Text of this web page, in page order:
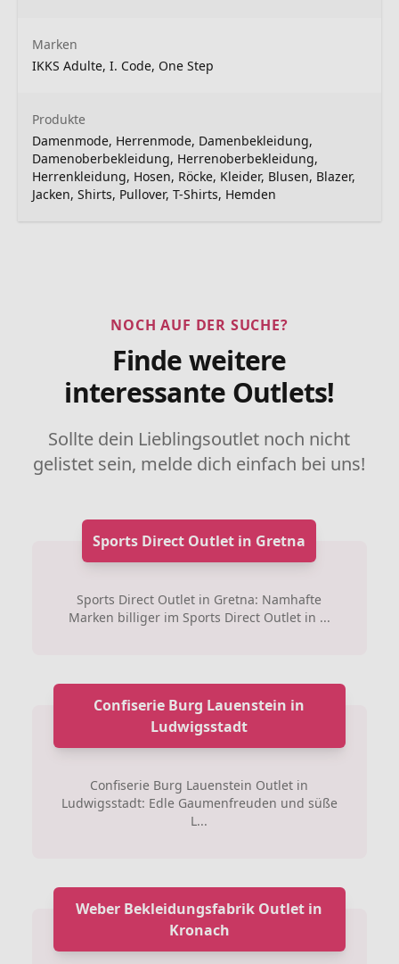
Marken
IKKS Adulte, I. Code, One Step
Produkte
Damenmode, Herrenmode, Damenbekleidung,
Damenoberbekleidung, Herrenoberbekleidung,
Herrenkleidung, Hosen, Röcke, Kleider, Blusen, Blazer,
Jacken, Shirts, Pullover, T-Shirts, Hemden
NOCH AUF DER SUCHE?
Finde weitere
interessante Outlets!
Sollte dein Lieblingsoutlet noch nicht
gelistet sein, melde dich einfach bei uns!
Sports Direct Outlet in Gretna
Sports Direct Outlet in Gretna: Namhafte
Marken billiger im Sports Direct Outlet in ...
Confiserie Burg Lauenstein in
Ludwigsstadt
Confiserie Burg Lauenstein Outlet in
Ludwigsstadt: Edle Gaumenfreuden und süße
L...
Weber Bekleidungsfabrik Outlet in
Kronach